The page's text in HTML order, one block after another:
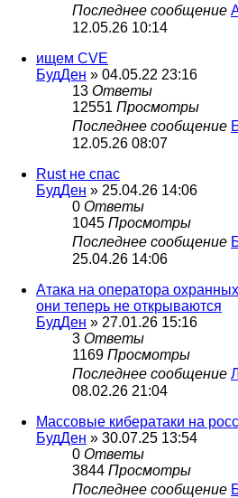
Последнее сообщение
12.05.26 10:14
ищем CVE
БудДен » 04.05.22 23:16
13 Ответы
12551 Просмотры
Последнее сообщение
12.05.26 08:07
Rust не спас
БудДен » 25.04.26 14:06
0 Ответы
1045 Просмотры
Последнее сообщение
25.04.26 14:06
Атака на оператора
они теперь не открываются
БудДен » 27.01.26 15:16
3 Ответы
1169 Просмотры
Последнее сообщение
08.02.26 21:04
Массовые кибератаки на
БудДен » 30.07.25 13:54
0 Ответы
3844 Просмотры
Последнее сообщение